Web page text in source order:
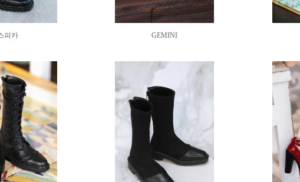
피카 GEMINI